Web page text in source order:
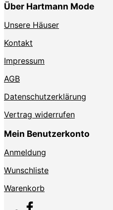
Über Hartmann Mode
Unsere Häuser
Kontakt
Impressum
AGB
Datenschutzerklärung
Vertrag widerrufen
Mein Benutzerkonto
Anmeldung
Wunschliste
Warenkorb